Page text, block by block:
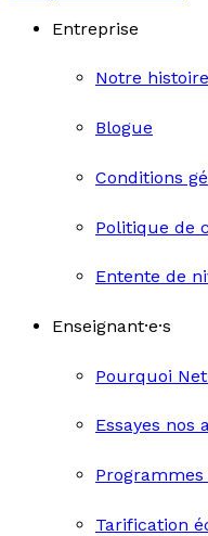
Entreprise
Notre histoire
Blogue
Conditions
Politique de
Entente de
Enseignant·e·s
Pourquoi
Essayes nos
Tarification